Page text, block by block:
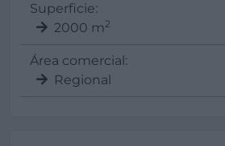
Superficie:
2000 m2
Área comercial:
Regional